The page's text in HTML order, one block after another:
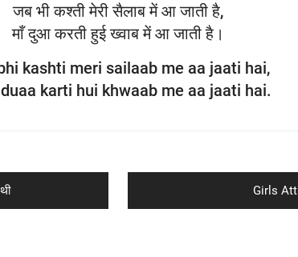
जब भी कश्ती मेरी सैलाब में आ जाती है,
माँ दुआ करती हुई ख्वाब में आ जाती है।
kashti meri sailaab me aa jaati hai,
karti hui khwaab me aa jaati hai.
Next
post:
Girls